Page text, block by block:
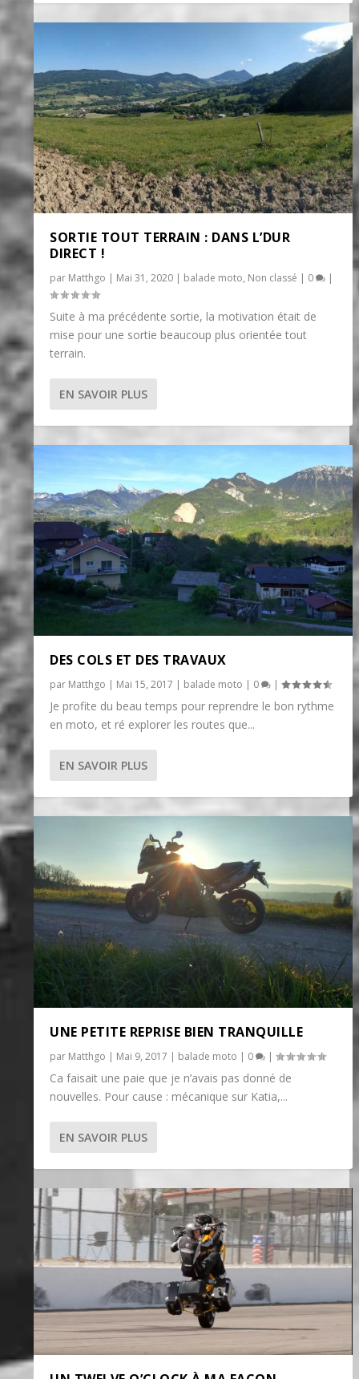
SORTIE TOUT TERRAIN : DANS L’DUR
DIRECT !
par Matthgo | Mai 31, 2020 | balade moto, Non classé | 0 |
Suite à ma précédente sortie, la motivation était de
mise pour une sortie beaucoup plus orientée tout
terrain.
EN SAVOIR PLUS
DES COLS ET DES TRAVAUX
par Matthgo | Mai 15, 2017 | balade moto | 0 |
Je profite du beau temps pour reprendre le bon rythme
en moto, et ré explorer les routes que...
EN SAVOIR PLUS
UNE PETITE REPRISE BIEN TRANQUILLE
par Matthgo | Mai 9, 2017 | balade moto | 0 |
Ca faisait une paie que je n’avais pas donné de
nouvelles. Pour cause : mécanique sur Katia,...
EN SAVOIR PLUS